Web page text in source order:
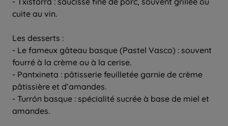
cuite au vin.
Les desserts :
- Le fameux gâteau basque (Pastel Vasco) : souvent
fourré à la crème ou à la cerise.
- Pantxineta : pâtisserie feuilletée garnie de crème
pâtissière et d’amandes.
- Turrón basque : spécialité sucrée à base de miel et
amandes.